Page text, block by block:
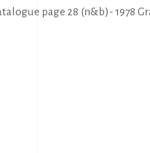
page 28 (n&b)-